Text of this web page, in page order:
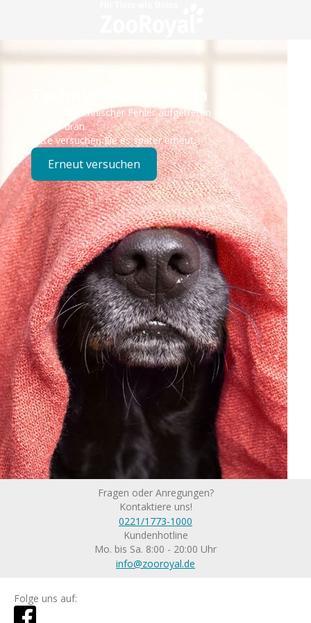
Technisches Problem
Es ist ein technischer Fehler aufgetreten – wir sind
bereits dran.
Bitte versuchen Sie es später erneut.
Erneut versuchen
Fragen oder Anregungen?
Kontaktiere uns!
0221/1773-1000
Kundenhotline
Mo. bis Sa. 8:00 - 20:00 Uhr
info@zooroyal.de
Folge uns auf: